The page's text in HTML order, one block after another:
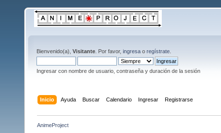
Bienvenido(a), Visitante . Por favor, ingresa o regístrate
Ingresar con nombre de usuario, contraseña y duración de la sesión
Inicio Ayuda Buscar Calendario Ingresar Registrarse
AnimeProject